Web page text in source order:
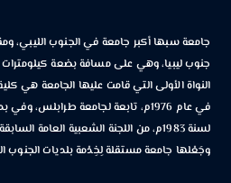
جامعة سبها أكبر جامعة في الجنوب الليبي،
جنوب ليبيا، وهي على مسافة بضعة
النواة الأولى التي قامت عليها الجامعة هي
لسنة 1983م، من اللجنة الشعبية
وجَعْلها جامعة مستقلة لِخِدْمة بلديات الجنوب